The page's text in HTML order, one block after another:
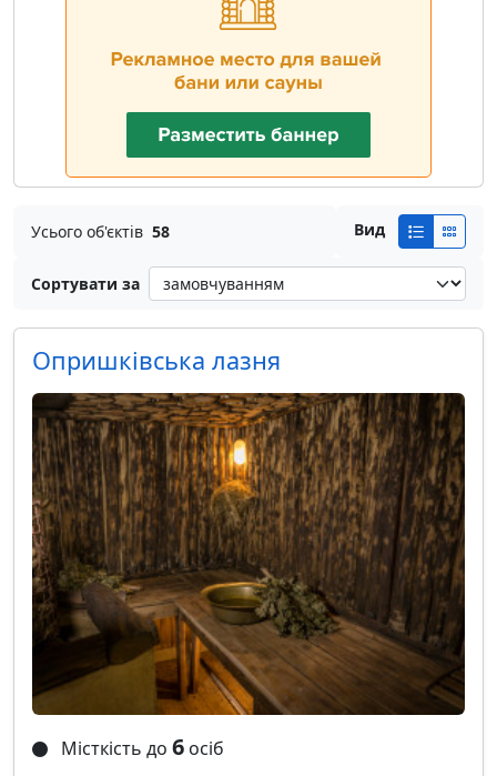
Усього об'єктів 58 Вид
Сортувати за
Опришківська лазня
Місткість до 6 осіб